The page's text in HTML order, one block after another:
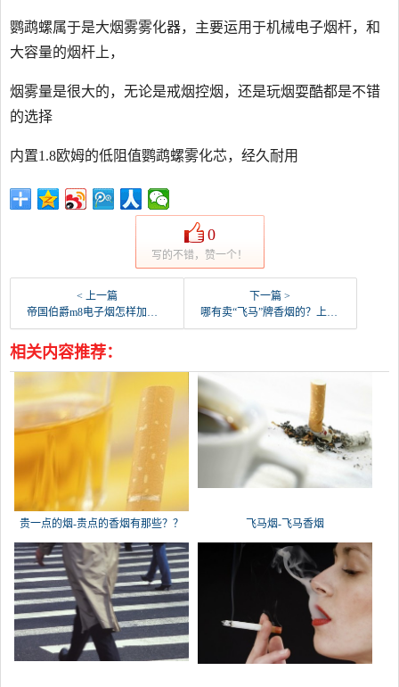
鹦鹉螺属于是大烟雾雾化器，主要运用于机械电子烟杆，和
大容量的烟杆上，
烟雾量是很大的，无论是戒烟控烟，还是玩烟耍酷都是不错
的选择
内置1.8欧姆的低阻值鹦鹉螺雾化芯，经久耐用
0
写的不错，赞一个！
< 上一篇
帝国伯爵m8电子烟怎样加烟油？
下一篇 >
哪有卖“飞马”牌香烟的？上海产的？
相关内容推荐：
贵一点的烟-贵点的香烟有那些？？
价格
飞马烟-飞马香烟